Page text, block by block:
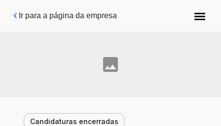
Pular para o conteúdo principal
Ir para a página da empresa
Candidaturas encerradas